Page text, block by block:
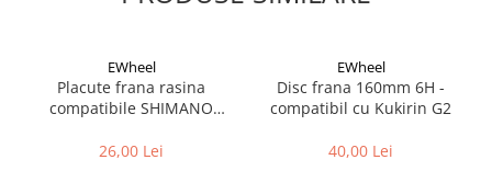
Butuci
Accesorii butuci
EWheel
Placute frana rasina
compatibile SHIMANO
G2/G4 2025)
26,00 Lei
EWheel
Disc frana 160mm 6H -
compatibil cu Kukirin G2
40,00 Lei